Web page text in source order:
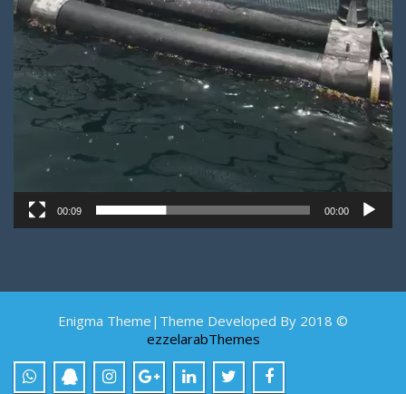
00:00
00:09
© 2018 Enigma Theme|Theme Developed By
ezzelarabThemes